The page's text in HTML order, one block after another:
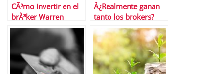
CÃ³mo invertir en el
brÃ³ker Warren
Bowie and Smith
Â¿Realmente ganan
tanto los brokers?